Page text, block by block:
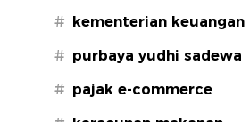
# kementerian keuangan
# purbaya yudhi sadewa
# pajak e-commerce